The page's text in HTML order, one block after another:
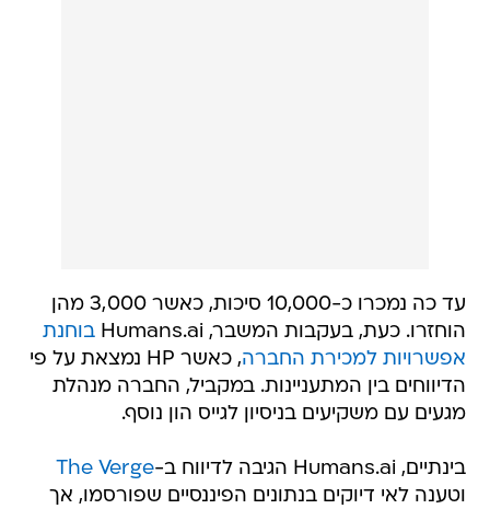
עד כה נמכרו כ-10,000 סיכות, כאשר 3,000 מהן
הוחזרו. כעת, בעקבות המשבר, Humans.ai
בוחנת
אפשרויות למכירת החברה
, כאשר HP נמצאת על פי
הדיווחים בין המתעניינות. במקביל, החברה מנהלת
מגעים עם משקיעים בניסיון לגייס הון נוסף.
בינתיים, Humans.ai הגיבה לדיווח ב-
The Verge
וטענה לאי דיוקים בנתונים הפיננסיים שפורסמו, אך